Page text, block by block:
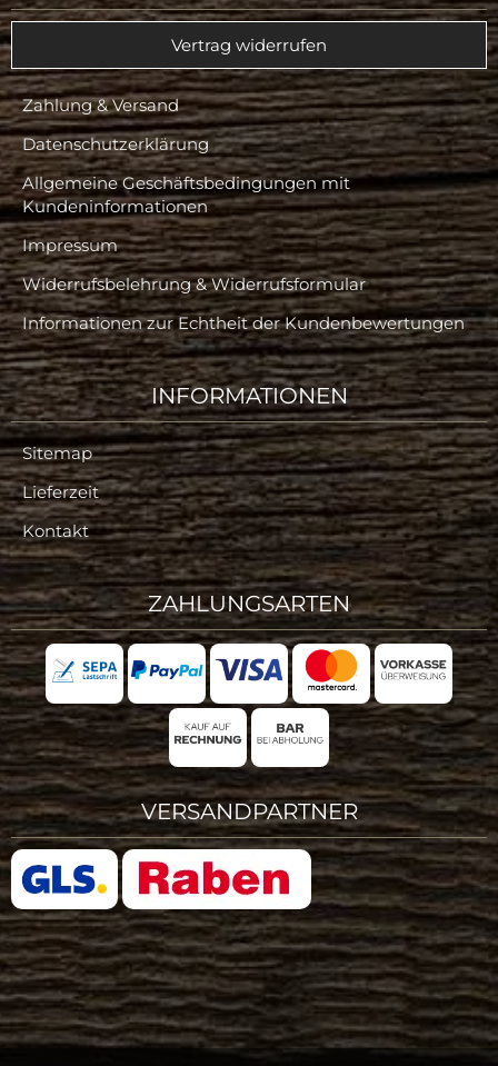
Vertrag widerrufen
Zahlung & Versand
Datenschutzerklärung
Allgemeine Geschäftsbedingungen mit
Kundeninformationen
Impressum
Widerrufsbelehrung & Widerrufsformular
Informationen zur Echtheit der Kundenbewertungen
INFORMATIONEN
Sitemap
Lieferzeit
Kontakt
ZAHLUNGSARTEN
VERSANDPARTNER